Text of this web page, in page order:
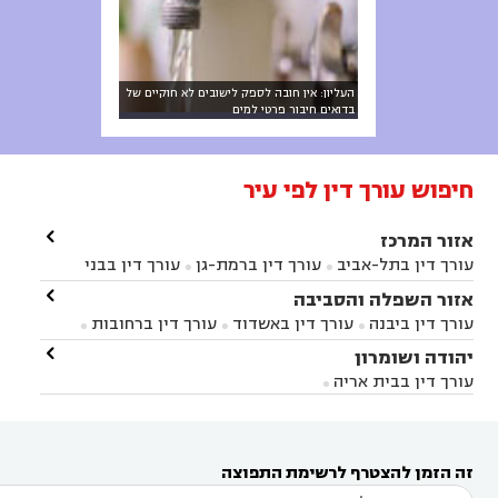
העליון: אין חובה לספק לישובים לא חוקיים של
בדואים חיבור פרטי למים
חיפוש עורך דין לפי עיר
אזור המרכז
עורך דין בתל-אביב  עורך דין ברמת-גן 
עורך דין בבני
ברק עורך דין בפתח תקווה עורך דין בראשון לציון
עורך דין ברחובות עורך דין בנס ציונה
במודיעין
עורך דין בהרצליה עורך דין בחולון
עורך
דין בקרית אונו
אונו
עורך דין בבת ים
דין בשוהם 

אזור השפלה והסביבה
עורך דין ביבנה  עורך דין באשדוד  עורך דין ברחובות 
עורך דין בראשון לציון עורך דין במודיעין
עורך דין
בבאר יעקב
עורך דין בגדרה

יהודה ושומרון
עורך דין בבית אריה 

זה הזמן להצטרף לרשימת התפוצה